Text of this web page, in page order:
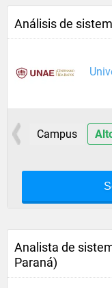
Análisis de
Campus
Analista de
Paraná)